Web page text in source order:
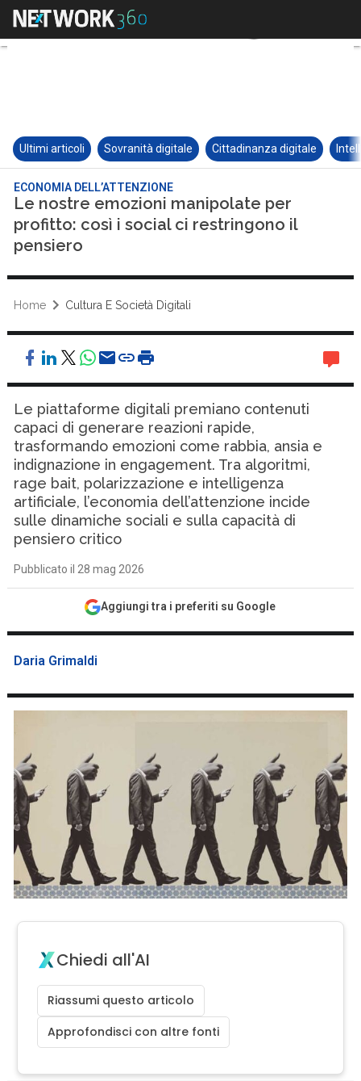
Ultimi articoli Sovranità digitale Cittadinanza digitale
ECONOMIA DELL’ATTENZIONE
Le nostre emozioni manipolate per
profitto: così i social ci restringono il
pensiero
Home Cultura E Società Digitali
Le piattaforme digitali premiano contenuti
capaci di generare reazioni rapide,
trasformando emozioni come rabbia, ansia e
indignazione in engagement. Tra algoritmi,
rage bait, polarizzazione e intelligenza
artificiale, l’economia dell’attenzione incide
sulle dinamiche sociali e sulla capacità di
pensiero critico
Pubblicato il 28 mag 2026
Aggiungi tra i preferiti su Google
Daria Grimaldi
Chiedi all'AI
Riassumi questo articolo
Approfondisci con altre fonti